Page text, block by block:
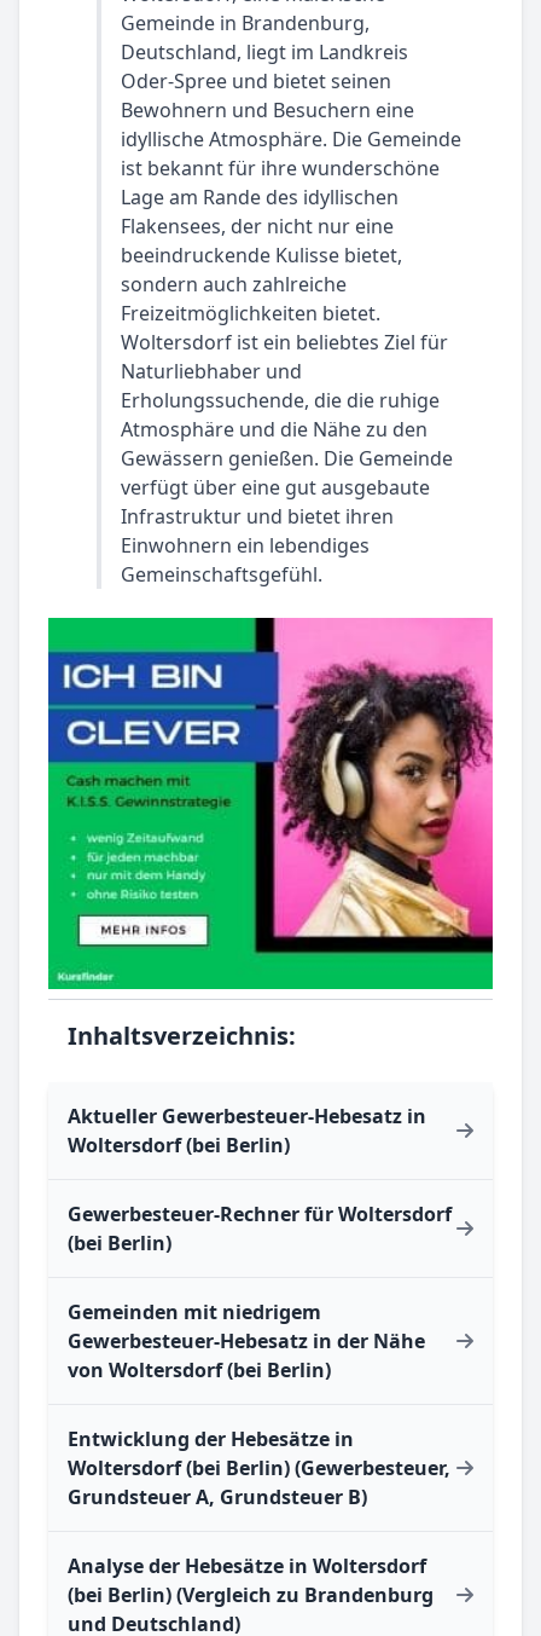
Gemeinde in Brandenburg,
Deutschland, liegt im Landkreis
Oder-Spree und bietet seinen
Bewohnern und Besuchern eine
idyllische Atmosphäre. Die Gemeinde
ist bekannt für ihre wunderschöne
Lage am Rande des idyllischen
Flakensees, der nicht nur eine
beeindruckende Kulisse bietet,
sondern auch zahlreiche
Freizeitmöglichkeiten bietet.
Woltersdorf ist ein beliebtes Ziel für
Naturliebhaber und
Erholungssuchende, die die ruhige
Atmosphäre und die Nähe zu den
Gewässern genießen. Die Gemeinde
verfügt über eine gut ausgebaute
Infrastruktur und bietet ihren
Einwohnern ein lebendiges
Gemeinschaftsgefühl.
Inhaltsverzeichnis:
Aktueller Gewerbesteuer-Hebesatz in
Woltersdorf (bei Berlin)
Gewerbesteuer-Rechner für Woltersdorf
(bei Berlin)
Gemeinden mit niedrigem
Gewerbesteuer-Hebesatz in der Nähe
von Woltersdorf (bei Berlin)
Entwicklung der Hebesätze in
Woltersdorf (bei Berlin) (Gewerbesteuer,
Grundsteuer A, Grundsteuer B)
Analyse der Hebesätze in Woltersdorf
(bei Berlin) (Vergleich zu Brandenburg
und Deutschland)